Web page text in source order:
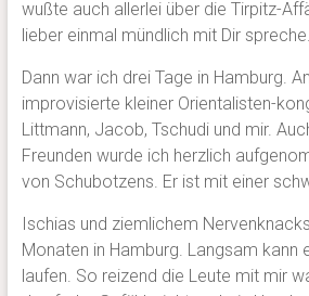
wußte auch allerlei über die Tirpitz-
lieber einmal mündlich mit Dir spreche.
Dann war ich drei Tage in Hamburg.
improvisierte kleiner Orientalisten-
Littmann, Jacob, Tschudi und mir.
Freunden wurde ich herzlich
von Schubotzens. Er ist mit einer
Ischias und ziemlichem
Monaten in Hamburg. Langsam kann
laufen. So reizend die Leute mit mir